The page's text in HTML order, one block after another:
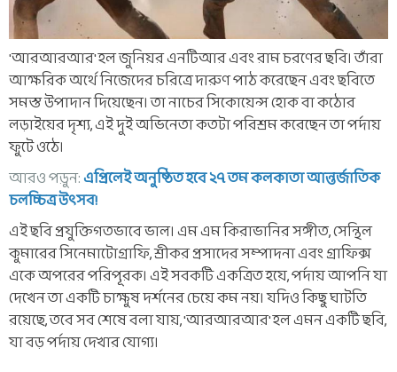
'আরআরআর' হল জুনিয়র এনটিআর এবং রাম চরণের ছবি। তাঁরা
আক্ষরিক অর্থে নিজেদের চরিত্রে দারুণ পাঠ করেছেন এবং ছবিতে
সমস্ত উপাদান দিয়েছেন। তা নাচের সিকোয়েন্স হোক বা কঠোর
লড়াইয়ের দৃশ্য, এই দুই অভিনেতা কতটা পরিশ্রম করেছেন তা পর্দায়
ফুটে ওঠে।
আরও পড়ুন:এপ্রিলেই অনুষ্ঠিত হবে ২৭ তম কলকাতা আন্তর্জাতিক
চলচ্চিত্র উৎসব!
এই ছবি প্রযুক্তিগতভাবে ভাল। এম এম কিরাভানির সঙ্গীত, সেন্থিল
কুমারের সিনেমাটোগ্রাফি, শ্রীকর প্রসাদের সম্পাদনা এবং গ্রাফিক্স
একে অপরের পরিপূরক। এই সবকটি একত্রিত হয়ে, পর্দায় আপনি যা
দেখেন তা একটি চাক্ষুষ দর্শনের চেয়ে কম নয়। যদিও কিছু ঘাটতি
রয়েছে, তবে সব শেষে বলা যায়, 'আরআরআর' হল এমন একটি ছবি,
যা বড় পর্দায় দেখার যোগ্য।